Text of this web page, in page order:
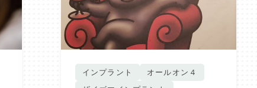
インプラント
オールオン４